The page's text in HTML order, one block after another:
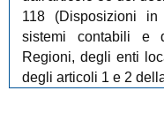
118 (Disposizioni
sistemi contabili e
Regioni, degli enti
degli articoli 1 e 2